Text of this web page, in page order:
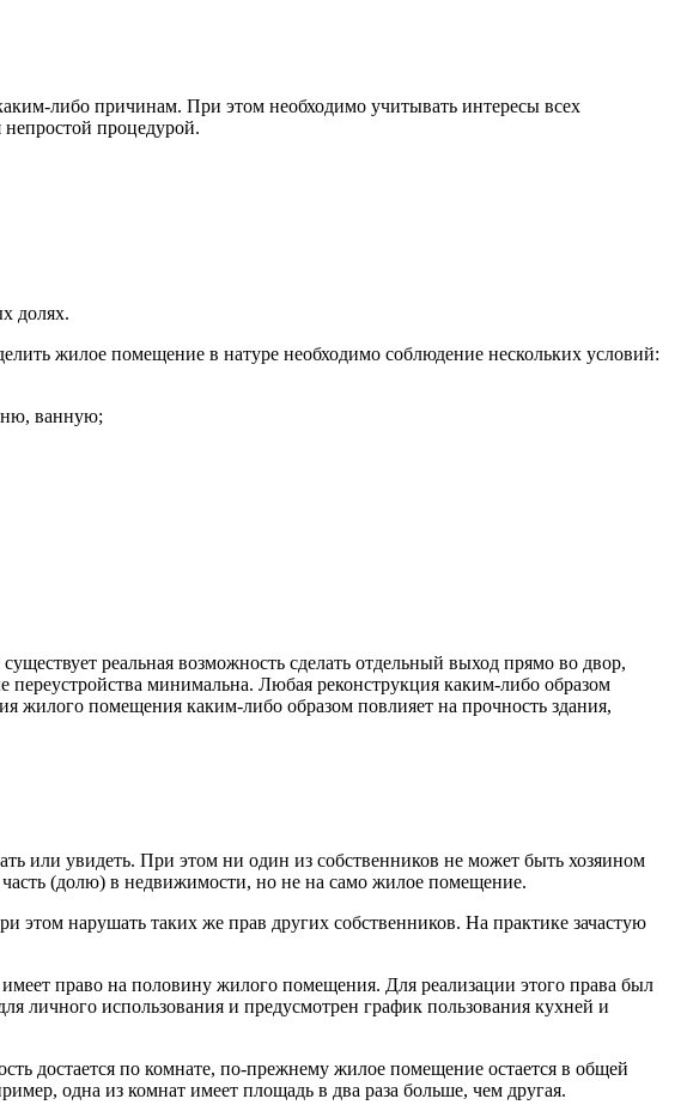
либо причинам. При этом необходимо учитывать интересы всех
непростой процедурой.
долях.
жилое помещение в натуре необходимо соблюдение нескольких условий:
ванную;
реальная возможность сделать отдельный выход прямо во двор,
минимальна. Любая реконструкция каким-либо образом
жилого помещения каким-либо образом повлияет на прочность здания,
или увидеть. При этом ни один из собственников не может быть хозяином
часть (долю) в недвижимости, но не на само жилое помещение.
этом нарушать таких же прав других собственников. На практике зачастую
право на половину жилого помещения. Для реализации этого права был
личного использования и предусмотрен график пользования кухней и
достается по комнате, по-прежнему жилое помещение остается в общей
одна из комнат имеет площадь в два раза больше, чем другая.